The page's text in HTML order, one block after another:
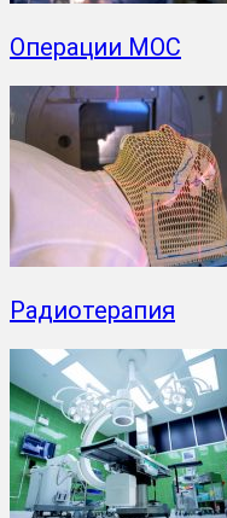
Операции МОС
Радиотерапия